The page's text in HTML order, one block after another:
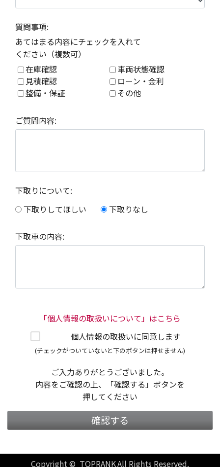
質問事項:
あてはまる内容にチェックを入れて
ください（複数可）
在庫確認
車両状態確認
見積確認
ローン・金利
整備・保証
その他
ご質問内容:
下取りについて:
下取りしてほしい
下取りなし
下取車の内容:
「個人情報の取扱いについて」はこちら
個人情報の取扱いに同意します
(チェックがついていないと下のボタンは押せません)
ご入力ありがとうございました。
内容をご確認の上、「確認する」ボタンを
押してください
確認する
Copyright © TOPRANK All Rights Reserved.